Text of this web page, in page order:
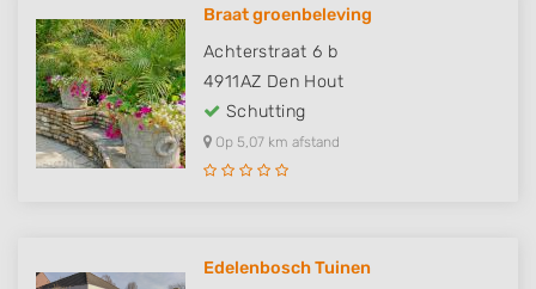
Braat groenbeleving
Achterstraat 6 b
4911AZ Den Hout
Schutting
Op 5,07 km afstand
Edelenbosch Tuinen